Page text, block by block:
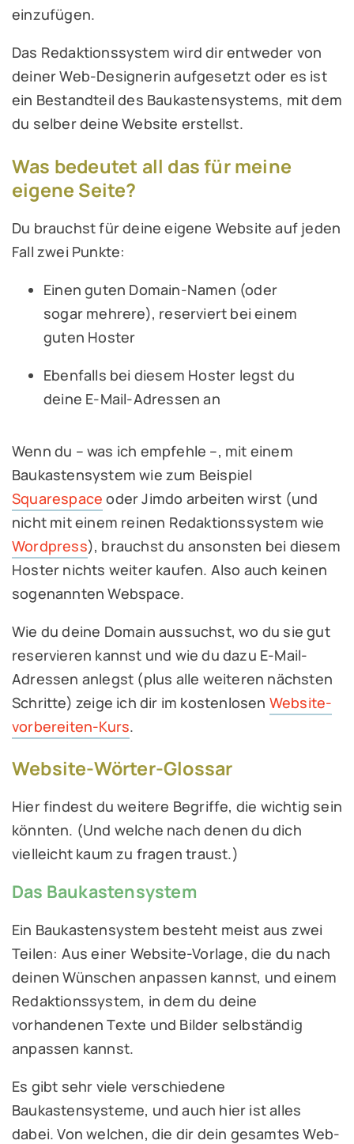
einzufügen.
Das Redaktionssystem wird dir entweder von
deiner Web-Designerin aufgesetzt oder es ist
ein Bestandteil des Baukastensystems, mit dem
du selber deine Website erstellst.
Was bedeutet all das für meine
eigene Seite?
Du brauchst für deine eigene Website auf jeden
Fall zwei Punkte:
Einen guten Domain-Namen (oder
sogar mehrere), reserviert bei einem
guten Hoster
Ebenfalls bei diesem Hoster legst du
deine E-Mail-Adressen an
Wenn du – was ich empfehle –, mit einem
Baukastensystem wie zum Beispiel
Squarespace oder Jimdo arbeiten wirst (und
nicht mit einem reinen Redaktionssystem wie
Wordpress), brauchst du ansonsten bei diesem
Hoster nichts weiter kaufen. Also auch keinen
sogenannten Webspace.
Wie du deine Domain aussuchst, wo du sie gut
reservieren kannst und wie du dazu E-Mail-
Adressen anlegst (plus alle weiteren nächsten
Schritte) zeige ich dir im kostenlosen Website-
vorbereiten-Kurs.
Website-Wörter-Glossar
Hier findest du weitere Begriffe, die wichtig sein
könnten. (Und welche nach denen du dich
vielleicht kaum zu fragen traust.)
Das Baukastensystem
Ein Baukastensystem besteht meist aus zwei
Teilen: Aus einer Website-Vorlage, die du nach
deinen Wünschen anpassen kannst, und einem
Redaktionssystem, in dem du deine
vorhandenen Texte und Bilder selbständig
anpassen kannst.
Es gibt sehr viele verschiedene
Baukastensysteme, und auch hier ist alles
dabei. Von welchen, die dir dein gesamtes Web-